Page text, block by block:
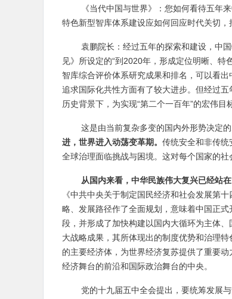
《当代中国与世界》：您如何看待五年
特色新型智库体系建设应如何回应时代关切，
袁鹏院长：经过五年的探索和建设，中
见》所设定的“到2020年，形成定位明晰、
智库综合评价体系研究成果和排名，可以看
追求国际化共性方面有了较大进步。但经过
历史背景下，为实现“第二个一百年”的宏伟目
这是由当前复杂多变的国内外形势决定的
进，世界进入动荡变革期。 传统安全和非传统
全球治理面临挑战与困境。这对每个国家的
从国内来看，中华民族伟大复兴已经站
《中共中央关于制定国民经济和社会发展第
略、发展路径作了全面规划，意味着中国正
段，并形成了加快构建以国内大循环为主体
大战略成果，其所体现出的制度优势和治理
的主要经济体，为世界经济复苏提供了重要
经济舞台的前沿和国际政治舞台的中央。
党的十九届五中全会提出，要统筹发展